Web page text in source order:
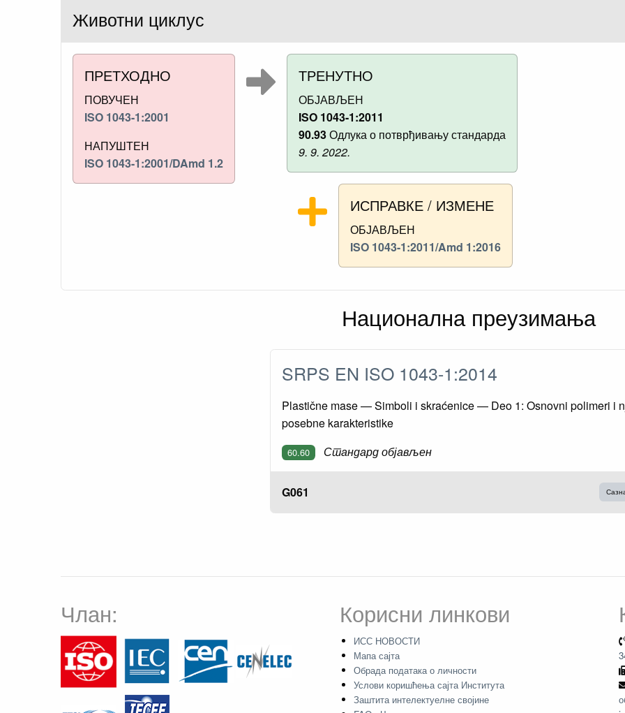
Животни циклус
ПРЕТХОДНО
ПОВУЧЕН
ISO 1043-1:2001
НАПУШТЕН
ISO 1043-1:2001/DAmd 1.2
ТРЕНУТНО
ОБЈАВЉЕН
ISO 1043-1:2011
90.93Одлука о потврђивању стандарда
9. 9. 2022.
ИСПРАВКЕ / ИЗМЕНЕ
ОБЈАВЉЕН
ISO 1043-1:2011/Amd 1:2016
Национална преузимања
SRPS EN ISO 1043-1:2014
Plastične mase — Simboli i skraćenice — Deo 1: Osnovni polimeri i
posebne karakteristike
60.60 Стандард објављен
G061
Члан: Корисни линкови
ИСС НОВОСТИ
Мапа сајта
Обрада података о личности
Услови коришћења сајта Института
Заштита интелектуелне својине